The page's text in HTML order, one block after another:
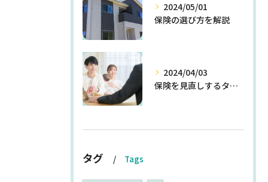
2024/05/01
保険の選び方を解説
2024/04/03
保険を見直しするタイミングとは
タグ Tags